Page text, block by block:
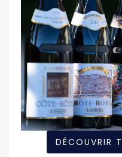
DÉCOUVRIR